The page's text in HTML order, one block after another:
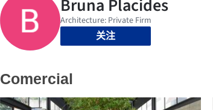
关注
Comercial